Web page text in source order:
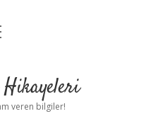
veren bilgiler!